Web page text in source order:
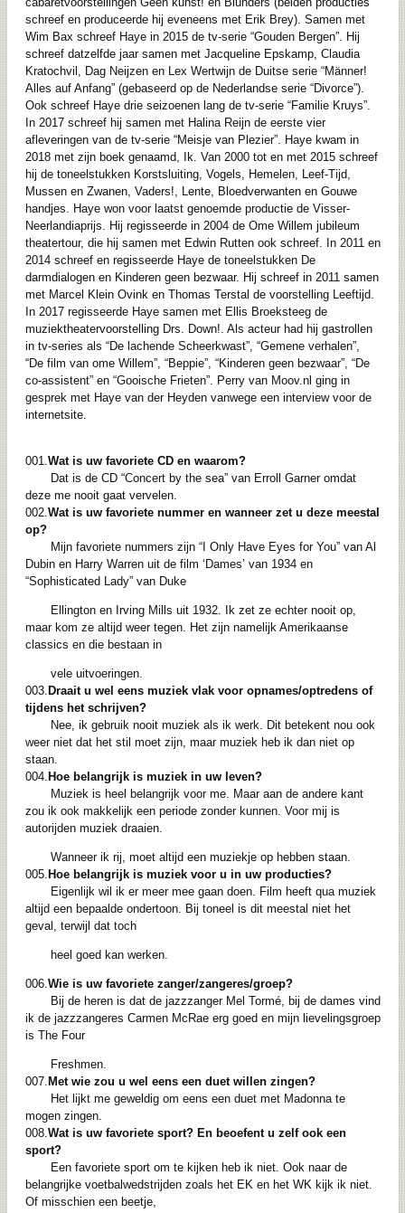
schreef en produceerde hij eveneens met Erik Brey). Samen met
Wim Bax schreef Haye in 2015 de tv-serie “Gouden Bergen”. Hij
schreef datzelfde jaar samen met Jacqueline Epskamp, Claudia
Kratochvil, Dag Neijzen en Lex Wertwijn de Duitse serie “Männer!
Alles auf Anfang” (gebaseerd op de Nederlandse serie “Divorce”).
Ook schreef Haye drie seizoenen lang de tv-serie “Familie Kruys”.
In 2017 schreef hij samen met Halina Reijn de eerste vier
afleveringen van de tv-serie “Meisje van Plezier”. Haye kwam in
2018 met zijn boek genaamd, Ik. Van 2000 tot en met 2015 schreef
hij de toneelstukken Korstsluiting, Vogels, Hemelen, Leef-Tijd,
Mussen en Zwanen, Vaders!, Lente, Bloedverwanten en Gouwe
handjes. Haye won voor laatst genoemde productie de Visser-
Neerlandiaprijs. Hij regisseerde in 2004 de Ome Willem jubileum
theatertour, die hij samen met Edwin Rutten ook schreef. In 2011 en
2014 schreef en regisseerde Haye de toneelstukken De
darmdialogen en Kinderen geen bezwaar. Hij schreef in 2011 samen
met Marcel Klein Ovink en Thomas Terstal de voorstelling Leeftijd.
In 2017 regisseerde Haye samen met Ellis Broeksteeg de
muziektheatervoorstelling Drs. Down!. Als acteur had hij gastrollen
in tv-series als “De lachende Scheerkwast”, “Gemene verhalen”,
“De film van ome Willem”, “Beppie”, “Kinderen geen bezwaar”, “De
co-assistent” en “Gooische Frieten”. Perry van Moov.nl ging in
gesprek met Haye van der Heyden vanwege een interview voor de
internetsite.
001. Wat is uw favoriete CD en waarom?
Dat is de CD “Concert by the sea” van Erroll Garner omdat
deze me nooit gaat vervelen.
002. Wat is uw favoriete nummer en wanneer zet u deze meestal
op?
Mijn favoriete nummers zijn “I Only Have Eyes for You” van Al
Dubin en Harry Warren uit de film ‘Dames’ van 1934 en
“Sophisticated Lady” van Duke
Ellington en Irving Mills uit 1932. Ik zet ze echter nooit op,
maar kom ze altijd weer tegen. Het zijn namelijk Amerikaanse
classics en die bestaan in
vele uitvoeringen.
003. Draait u wel eens muziek vlak voor opnames/optredens of
tijdens het schrijven?
Nee, ik gebruik nooit muziek als ik werk. Dit betekent nou ook
weer niet dat het stil moet zijn, maar muziek heb ik dan niet op
staan.
004. Hoe belangrijk is muziek in uw leven?
Muziek is heel belangrijk voor me. Maar aan de andere kant
zou ik ook makkelijk een periode zonder kunnen. Voor mij is
autorijden muziek draaien.
Wanneer ik rij, moet altijd een muziekje op hebben staan.
005. Hoe belangrijk is muziek voor u in uw producties?
Eigenlijk wil ik er meer mee gaan doen. Film heeft qua muziek
altijd een bepaalde ondertoon. Bij toneel is dit meestal niet het
geval, terwijl dat toch
heel goed kan werken.
006. Wie is uw favoriete zanger/zangeres/groep?
Bij de heren is dat de jazzzanger Mel Tormé, bij de dames vind
ik de jazzzangeres Carmen McRae erg goed en mijn lievelingsgroep
is The Four
Freshmen.
007. Met wie zou u wel eens een duet willen zingen?
Het lijkt me geweldig om eens een duet met Madonna te
mogen zingen.
008. Wat is uw favoriete sport? En beoefent u zelf ook een
sport?
Een favoriete sport om te kijken heb ik niet. Ook naar de
belangrijke voetbalwedstrijden zoals het EK en het WK kijk ik niet.
Of misschien een beetje,